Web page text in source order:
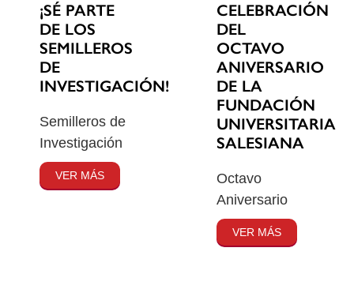
¡SÉ PARTE
DE LOS
SEMILLEROS
DE
INVESTIGACIÓN!
Semilleros de
Investigación
VER MÁS
CELEBRACIÓN
DEL
OCTAVO
ANIVERSARIO
DE LA
FUNDACIÓN
UNIVERSITARIA
SALESIANA
Octavo
Aniversario
VER MÁS